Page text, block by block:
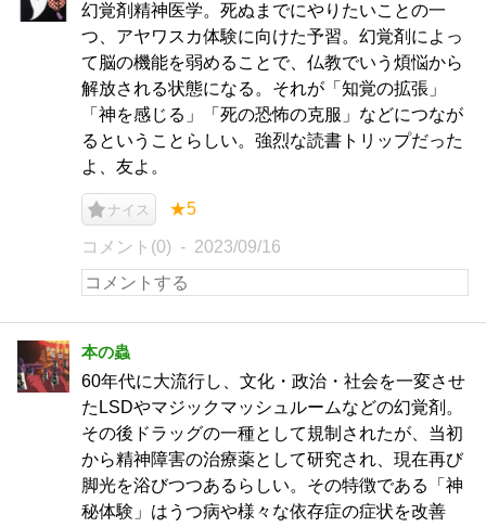
幻覚剤精神医学。死ぬまでにやりたいことの一
つ、アヤワスカ体験に向けた予習。幻覚剤によっ
て脳の機能を弱めることで、仏教でいう煩悩から
解放される状態になる。それが「知覚の拡張」
「神を感じる」「死の恐怖の克服」などにつなが
るということらしい。強烈な読書トリップだった
よ、友よ。
ナイス ★5
コメント(0) 2023/09/16
本の蟲
60年代に大流行し、文化・政治・社会を一変させ
たLSDやマジックマッシュルームなどの幻覚剤。
その後ドラッグの一種として規制されたが、当初
から精神障害の治療薬として研究され、現在再び
脚光を浴びつつあるらしい。その特徴である「神
秘体験」はうつ病や様々な依存症の症状を改善